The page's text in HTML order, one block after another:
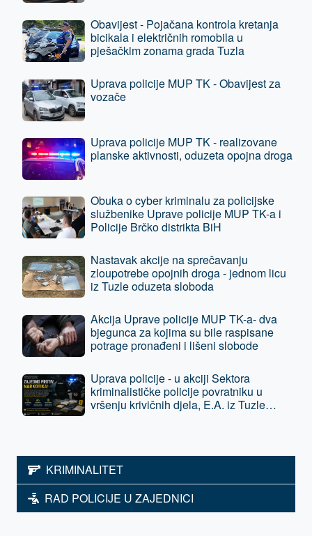
Obavijest - Pojačana kontrola kretanja
bicikala i električnih romobila u
pješačkim zonama grada Tuzla
Uprava policije MUP TK - Obavijest za
vozače
Uprava policije MUP TK - realizovane
planske aktivnosti, oduzeta opojna droga
Obuka o cyber kriminalu za policijske
službenike Uprave policije MUP TK-a i
Policije Brčko distrikta BiH
Nastavak akcije na sprečavanju
zloupotrebe opojnih droga - jednom licu
iz Tuzle oduzeta sloboda
Akcija Uprave policije MUP TK-a- dva
bjegunca za kojima su bile raspisane
potrage pronađeni i lišeni slobode
Uprava policije - u akciji Sektora
kriminalističke policije povratniku u
vršenju krivičnih djela, E.A. iz Tuzle
KRIMINALITET
RAD POLICIJE U ZAJEDNICI